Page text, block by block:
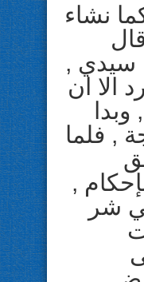
نشاء
سيدي ,
الا ان
, فلما
,
شر